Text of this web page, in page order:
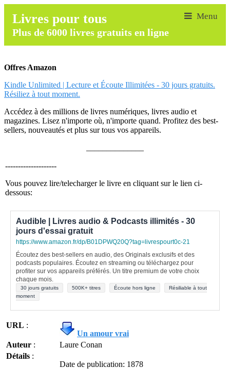
Livres pour tous
Plus de 6000 livres gratuits en ligne
Offres Amazon
Kindle Unlimited | Lecture et Écoute Illimitées - 30 jours gratuits.
Résiliez à tout moment.
Accédez à des millions de livres numériques, livres audio et
magazines. Lisez n'importe où, n'importe quand. Profitez des best-
sellers, nouveautés et plus sur tous vos appareils.
--------------------
Vous pouvez lire/telecharger le livre en cliquant sur le lien ci-
dessous:
Audible | Livres audio & Podcasts illimités - 30
jours d'essai gratuit
https://www.amazon.fr/dp/B01DPWQ20Q?tag=livrespourt0c-21
Écoutez des best-sellers en audio, des Originals exclusifs et des
podcasts populaires. Écoutez en streaming ou téléchargez pour
profiter sur vos appareils préférés. Un titre premium de votre choix
chaque mois.
30 jours gratuits 500K+ titres Écoute hors ligne
Résiliable à tout
moment
URL :
Un amour vrai
Auteur :
Laure Conan
Détails :
Date de publication: 1878